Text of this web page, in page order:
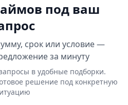
под ваш
срок или условие —
за минуту
в удобные подборки.
решение под конкретную